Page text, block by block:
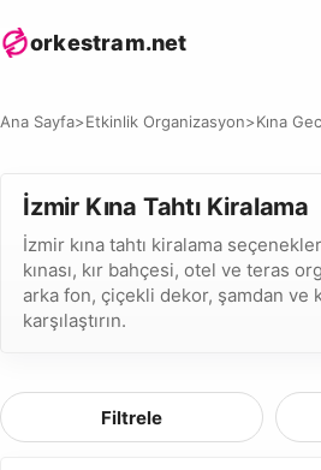
orkestram.net
Ana Sayfa>Etkinlik Organizasyon>Kına
İzmir Kına Tahtı Kiralama
İzmir kına tahtı kiralama
kınası, kır bahçesi, otel ve teras
arka fon, çiçekli dekor, şamdan ve
karşılaştırın.
Filtrele